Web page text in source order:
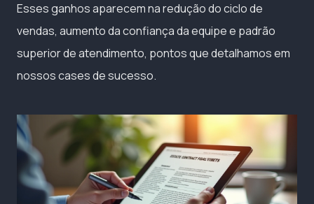
Esses ganhos aparecem na redução do ciclo de
vendas, aumento da confiança da equipe e padrão
superior de atendimento, pontos que detalhamos em
nossos cases de sucesso.